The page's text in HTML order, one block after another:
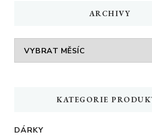
ARCHIVY
Archivy
KATEGORIE
DÁRKY